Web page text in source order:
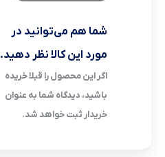
شما هم می‌توانید در
مورد این کالا نظر دهید.
اگر این محصول را قبلا خریده
باشید، دیدگاه شما به عنوان
خریدار ثبت خواهد شد.